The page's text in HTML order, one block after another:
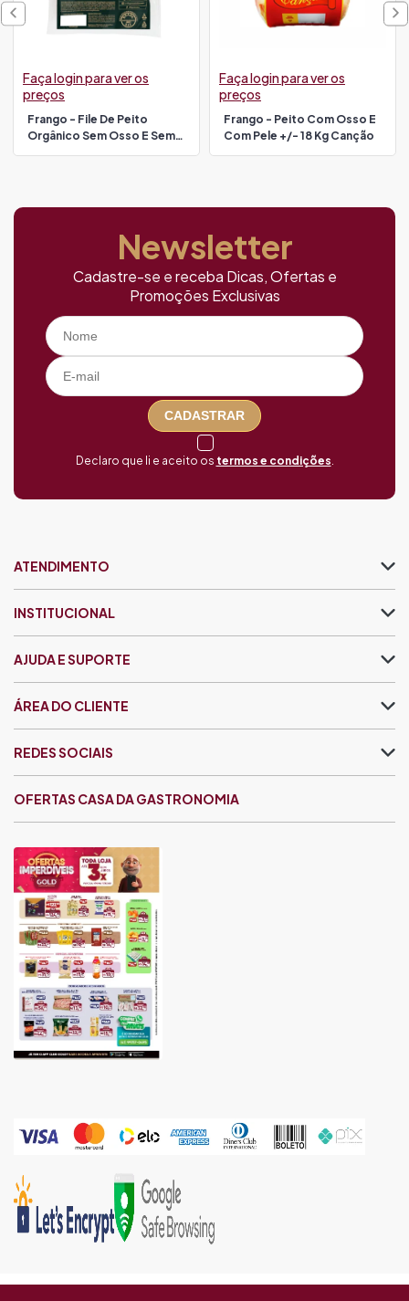
Frango - File De Peito
Orgânico Sem Osso E Sem
Faça login para ver os
preços
Frango - Peito Com Osso E
Com Pele +/- 18 Kg Canção
Faça login para ver os
preços
Newsletter
Cadastre-se e receba Dicas, Ofertas e
Promoções Exclusivas
CADASTRAR
Declaro que li e aceito os termos e condições
ATENDIMENTO
INSTITUCIONAL
AJUDA E SUPORTE
ÁREA DO CLIENTE
OFERTAS CASA DA GASTRONOMIA
REDES SOCIAIS